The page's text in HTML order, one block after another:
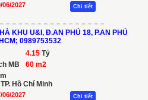
06/2027 Chi tiết
KHU U&I, Đ.AN PHÚ 18, P.AN PHÚ
0989753532
4.15 Tỷ
MB
60 m2
Hồ Chí Minh
06/2027 Chi tiết